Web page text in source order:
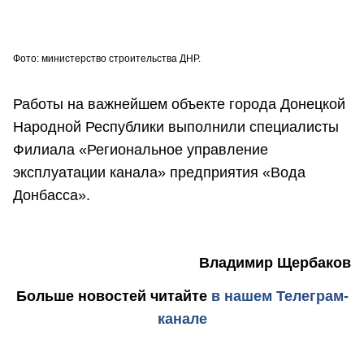
Фото: министерство строительства ДНР.
Работы на важнейшем объекте города Донецкой
Народной Республики выполнили специалисты
Филиала «Региональное управление
эксплуатации канала» предприятия «Вода
Донбасса».
Владимир Щербаков
Больше новостей читайте в нашем Телеграм-
канале